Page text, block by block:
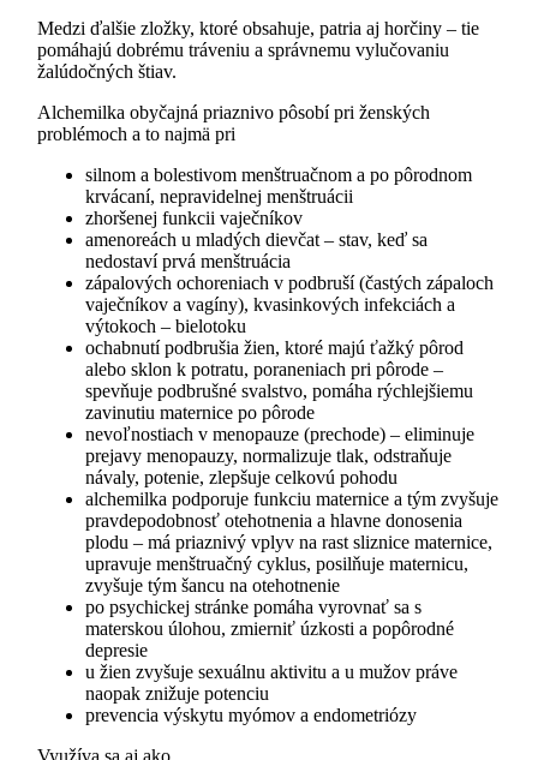
Medzi ďalšie zložky, ktoré obsahuje, patria aj horčiny – tie
pomáhajú dobrému tráveniu a správnemu vylučovaniu
žalúdočných štiav.
Alchemilka obyčajná priaznivo pôsobí pri ženských
problémoch a to najmä pri
silnom a bolestivom menštruačnom a po pôrodnom
krvácaní, nepravidelnej menštruácii
zhoršenej funkcii vaječníkov
amenoreách u mladých dievčat – stav, keď sa
nedostaví prvá menštruácia
zápalových ochoreniach v podbruší (častých zápaloch
vaječníkov a vagíny), kvasinkových infekciách a
výtokoch – bielotoku
ochabnutí podbrušia žien, ktoré majú ťažký pôrod
alebo sklon k potratu, poraneniach pri pôrode –
spevňuje podbrušné svalstvo, pomáha rýchlejšiemu
zavinutiu maternice po pôrode
nevoľnostiach v menopauze (prechode) – eliminuje
prejavy menopauzy, normalizuje tlak, odstraňuje
návaly, potenie, zlepšuje celkovú pohodu
alchemilka podporuje funkciu maternice a tým zvyšuje
pravdepodobnosť otehotnenia a hlavne donosenia
plodu – má priaznivý vplyv na rast sliznice maternice,
upravuje menštruačný cyklus, posilňuje maternicu,
zvyšuje tým šancu na otehotnenie
po psychickej stránke pomáha vyrovnať sa s
materskou úlohou, zmierniť úzkosti a popôrodné
depresie
u žien zvyšuje sexuálnu aktivitu a u mužov práve
naopak znižuje potenciu
prevencia výskytu myómov a endometriózy